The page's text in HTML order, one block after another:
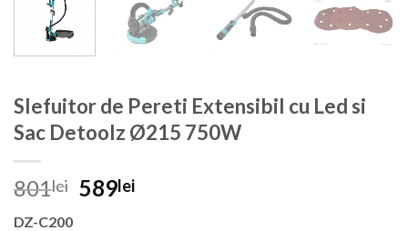
Slefuitor de Pereti Extensibil cu Led si
Sac Detoolz Ø215 750W
801lei Prețul
589leiPrețul
DZ-C200